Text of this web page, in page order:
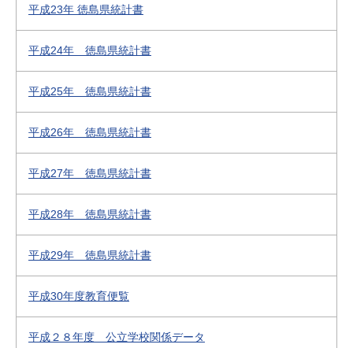
平成23年 徳島県統計書
平成24年 徳島県統計書
平成25年 徳島県統計書
平成26年 徳島県統計書
平成27年 徳島県統計書
平成28年 徳島県統計書
平成29年 徳島県統計書
平成30年度教育便覧
平成２８年度 公立学校関係データ